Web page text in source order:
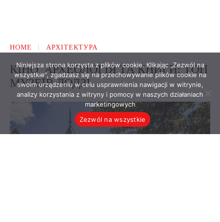
Niniejsza strona korzysta z plików cookie. Klikając „Zezwól na
wszystkie”, zgadzasz się na przechowywanie plików cookie na
swoim urządzeniu w celu usprawnienia nawigacji w witrynie,
analizy korzystania z witryny i pomocy w naszych działaniach
marketingowych
Zezwól na wszystkie